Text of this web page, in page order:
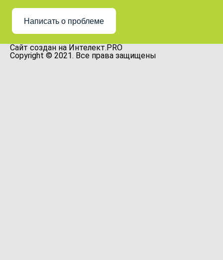
Написать о проблеме
Сайт создан на Интелект.PRO
Copyright © 2021. Все права защищены